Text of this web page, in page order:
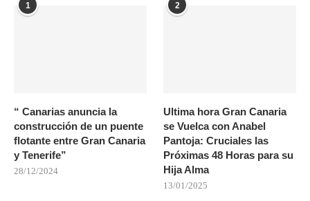
1
“ Canarias anuncia la
construcción de un puente
flotante entre Gran Canaria
y Tenerife”
28/12/2024
2
Ultima hora Gran Canaria
se Vuelca con Anabel
Pantoja: Cruciales las
Próximas 48 Horas para su
Hija Alma
13/01/2025